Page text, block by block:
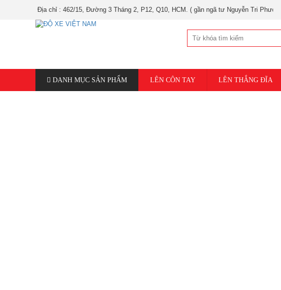
Địa chỉ : 462/15, Đường 3 Tháng 2, P12, Q10, HCM. ( gần ngã tư Nguyễn Tri Phương và 3 tháng
DANH MỤC SẢN PHẨM LÊN CÔN TAY LÊN THẮNG ĐĨA